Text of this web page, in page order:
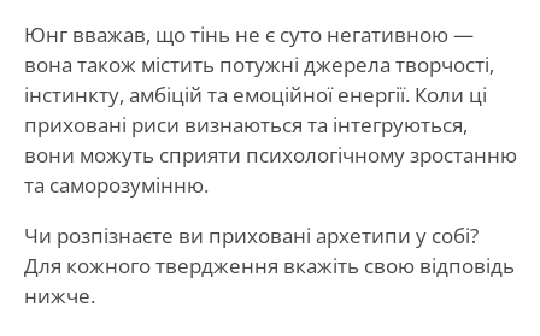
Юнг вважав, що тінь не є суто негативною —
вона також містить потужні джерела творчості,
інстинкту, амбіцій та емоційної енергії. Коли ці
приховані риси визнаються та інтегруються,
вони можуть сприяти психологічному зростанню
та саморозумінню.
Чи розпізнаєте ви приховані архетипи у собі?
Для кожного твердження вкажіть свою відповідь
нижче.